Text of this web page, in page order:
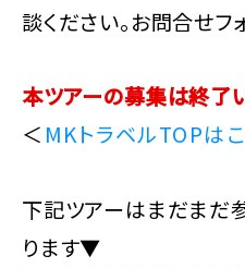
談ください。お問合せフ
本ツアーの募集は終了
＜ MKトラベルTOPは
下記ツアーはまだまだ
ります▼